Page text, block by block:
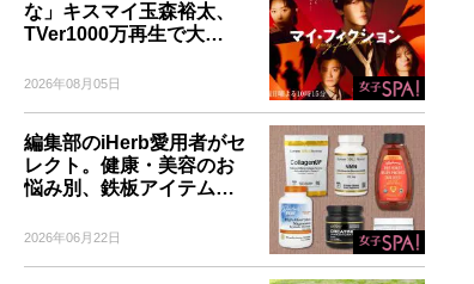
な」キスマイ玉森裕太、
TVer1000万再生で大…
2026年08月05日
編集部のiHerb愛用者がセ
レクト。健康・美容のお
悩み別、鉄板アイテム…
2026年06月22日